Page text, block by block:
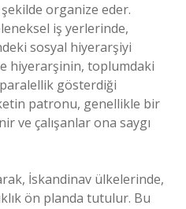
organize eder.
iş yerlerinde,
sosyal hiyerarşiyi
hiyerarşinin, toplumdaki
paralellik gösterdiği
patronu, genellikle bir
ve çalışanlar ona saygı
İskandinav ülkelerinde,
ön planda tutulur. Bu